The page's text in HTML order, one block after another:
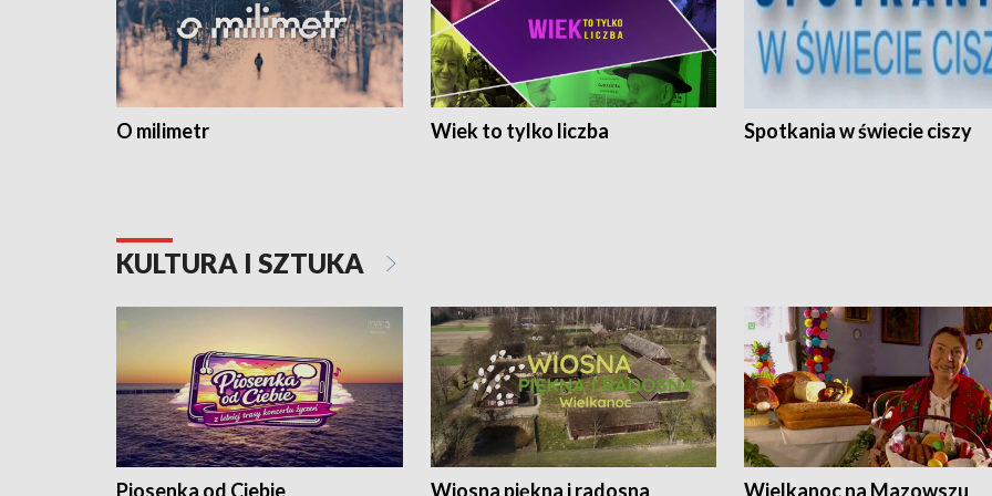
O milimetr Wiek to tylko liczba Spotkania w świecie ciszy
KULTURA I SZTUKA
Piosenka od Ciebie Wiosna piękna i radosna Wielkanoc na Mazowszu